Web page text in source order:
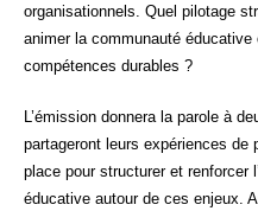
organisationnels. Quel pilotage
animer la communauté
compétences durables ?
L’émission donnera la parole à
partageront leurs expériences
place pour structurer et renforcer
éducative autour de ces enjeux.